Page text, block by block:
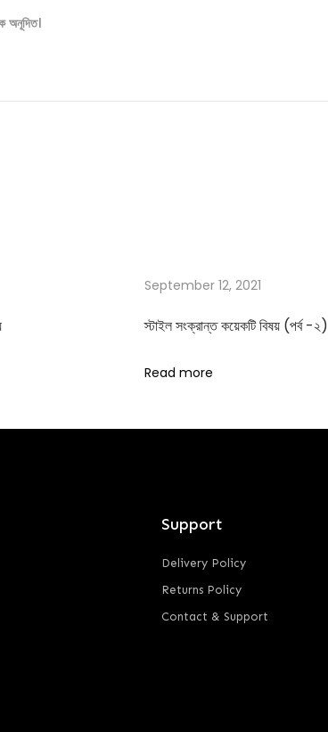
অনূদিত।
September 12, 2021
স্টাইল সংক্রান্ত কয়েকটি বিষয় (পর্ব -২)
Read more
Support
Delivery Policy
Returns Policy
Contact & Support